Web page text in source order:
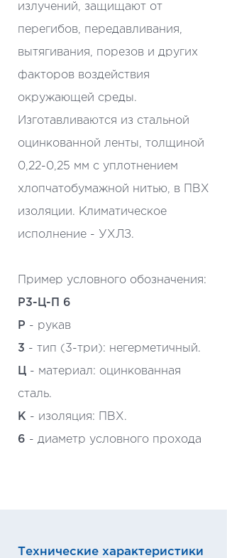
излучений, защищают от
перегибов, передавливания,
вытягивания, порезов и других
факторов воздействия
окружающей среды.
Изготавливаются из стальной
оцинкованной ленты, толщиной
0,22-0,25 мм с уплотнением
хлопчатобумажной нитью, в ПВХ
изоляции. Климатическое
исполнение - УХЛЗ.
Пример условного обозначения:
Р3-Ц-П 6
Р - рукав
3 - тип (3-три): негерметичный.
Ц - материал: оцинкованная
сталь.
К - изоляция: ПВХ.
6 - диаметр условного прохода
Технические характеристики